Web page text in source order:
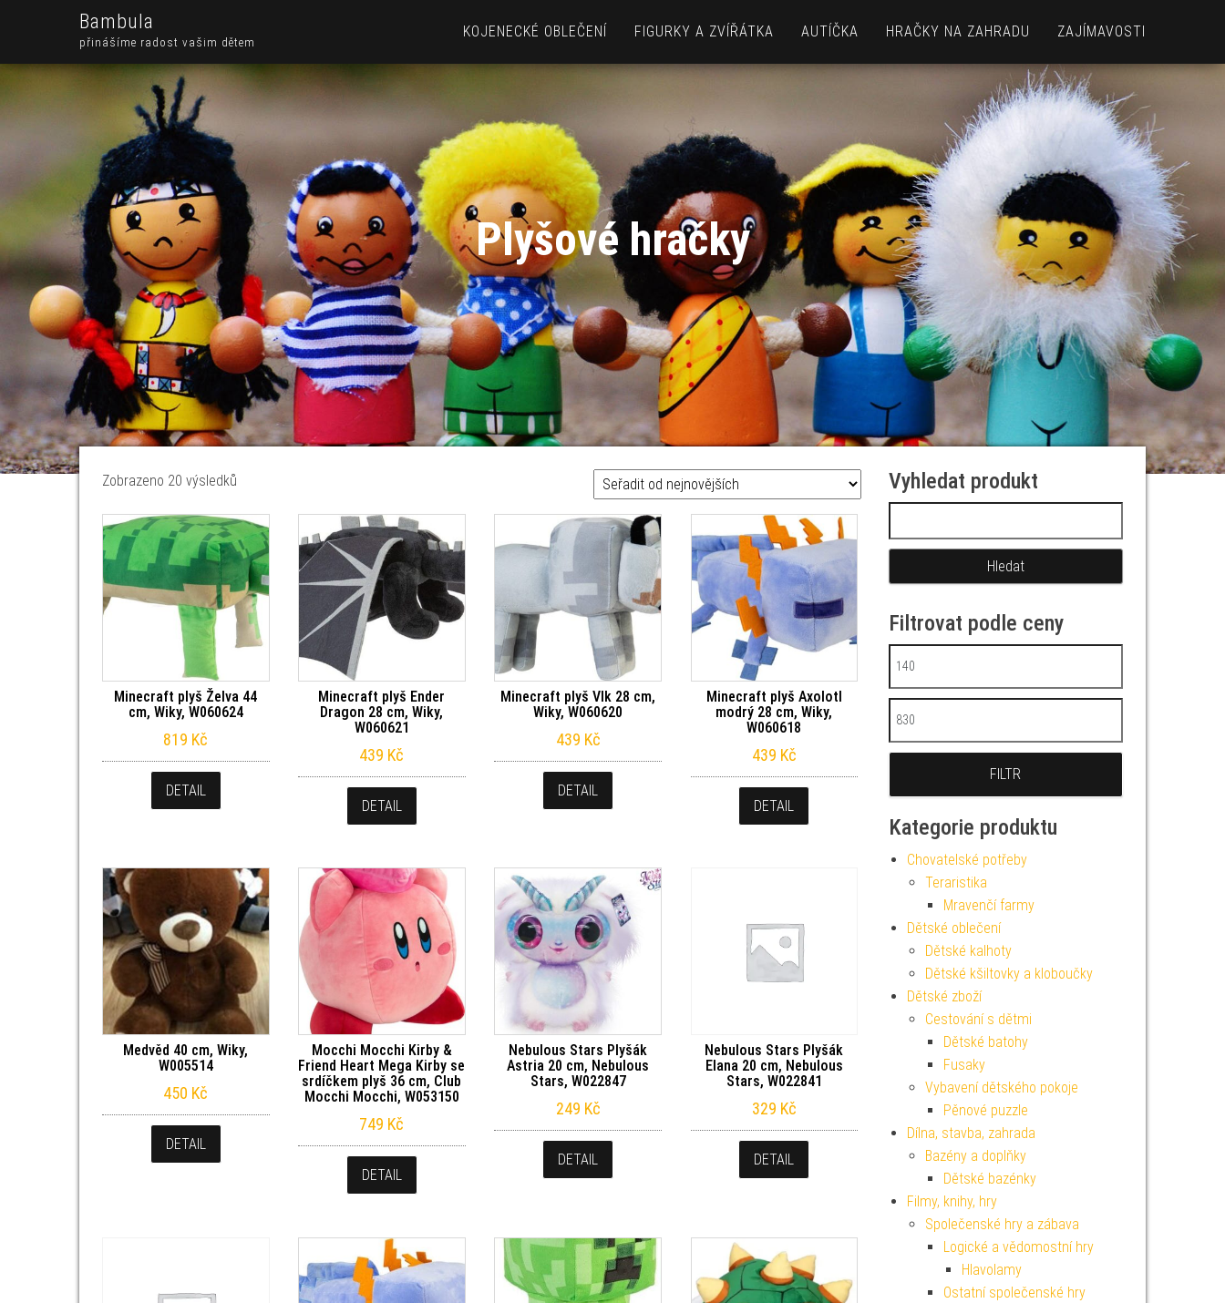
Bambula
přinášíme radost vašim dětem
KOJENECKÉ OBLEČENÍ FIGURKY A ZVÍŘÁTKA AUTÍČKA HRAČKY NA ZAHRADU ZAJÍMAVOSTI
Plyšové hračky
Zobrazeno 20 výsledků
Minecraft plyš Želva 44
cm, Wiky, W060624
819 Kč
DETAIL
Minecraft plyš Ender
Dragon 28 cm, Wiky,
W060621
439 Kč
DETAIL
Minecraft plyš Vlk 28 cm,
Wiky, W060620
439 Kč
DETAIL
Minecraft plyš Axolotl
modrý 28 cm, Wiky,
W060618
439 Kč
DETAIL
Medvěd 40 cm, Wiky,
W005514
450 Kč
DETAIL
Mocchi Mocchi Kirby &
Friend Heart Mega Kirby se
srdíčkem plyš 36 cm, Club
Mocchi Mocchi, W053150
749 Kč
DETAIL
Nebulous Stars Plyšák
Astria 20 cm, Nebulous
Stars, W022847
249 Kč
DETAIL
Nebulous Stars Plyšák
Elana 20 cm, Nebulous
Stars, W022841
329 Kč
DETAIL
Vyhledat produkt
Filtrovat podle ceny
Minimální cena
Maximální cena
FILTR
Kategorie produktu
Chovatelské potřeby
Teraristika
Mravenčí farmy
Dětské oblečení
Dětské kalhoty
Dětské kšiltovky a kloboučky
Dětské zboží
Cestování s dětmi
Dětské batohy
Fusaky
Vybavení dětského pokoje
Pěnové puzzle
Dílna, stavba, zahrada
Bazény a doplňky
Dětské bazénky
Filmy, knihy, hry
Společenské hry a zábava
Logické a vědomostní hry
Hlavolamy
Ostatní společenské hry